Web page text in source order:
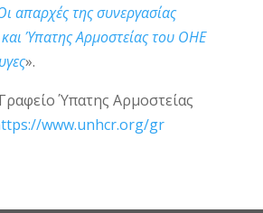
απαρχές της συνεργασίας
Ύπατης Αρμοστείας του ΟΗΕ
».
Ύπατης Αρμοστείας
www.unhcr.org/gr